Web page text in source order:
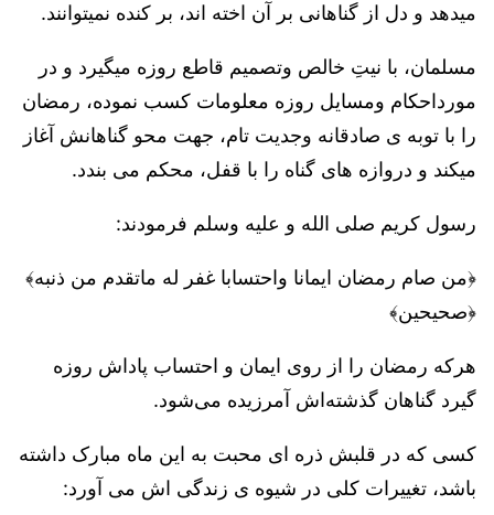
میدهد و دل از گناهانی بر آن اخته اند، بر کنده نمیتوانند.
مسلمان، با نیتِ خالص وتصمیم قاطع روزه میگیرد و در
مورداحکام ومسایل روزه معلومات کسب نموده، رمضان
را با توبه ی صادقانه وجدیت تام، جهت محو گناهانش آغاز
میکند و دروازه های گناه را با قفل، محکم می بندد.
رسول کریم صلی الله و علیه وسلم فرمودند:
﴿من صام رمضان ایمانا واحتسابا غفر له ماتقدم من ذنبه﴾
﴿صحیحین﴾
هرکه رمضان را از روی ایمان و احتساب پاداش روزه
گیرد گناهان گذشته‌اش آمرزیده می‌شود.
کسی که در قلبش ذره ای محبت به این ماه مبارک داشته
باشد، تغییرات کلی در شیوه ی زندگی اش می آورد: